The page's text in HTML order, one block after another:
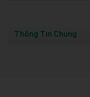
Thông Tin Chung